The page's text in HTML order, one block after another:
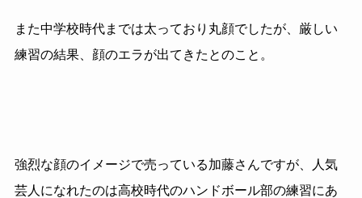
また中学校時代までは太っており丸顔でしたが、厳しい
練習の結果、顔のエラが出てきたとのこと。
強烈な顔のイメージで売っている加藤さんですが、人気
芸人になれたのは高校時代のハンドボール部の練習にあ